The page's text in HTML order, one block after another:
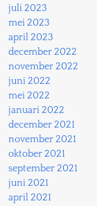
juli 2023
mei 2023
april 2023
december 2022
november 2022
juni 2022
mei 2022
januari 2022
december 2021
november 2021
oktober 2021
september 2021
juni 2021
april 2021